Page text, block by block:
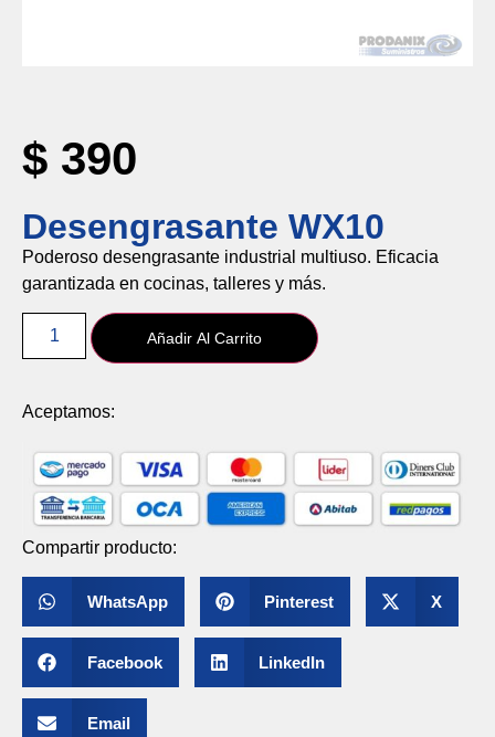
Desengrasante WX10
$ 390
Poderoso desengrasante industrial multiuso. Eficacia
garantizada en cocinas, talleres y más.
Añadir Al Carrito
Aceptamos:
Compartir producto:
WhatsApp Pinterest X
Facebook LinkedIn
Email